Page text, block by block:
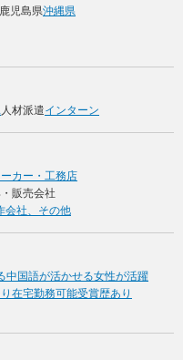
鹿児島県沖縄県
人材派遣インターン
カー・工務店
販売会社
会社、その他
中国語が活かせる女性が活躍
在宅勤務可能受賞歴あり